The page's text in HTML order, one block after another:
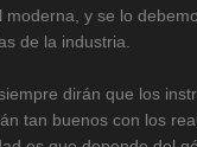
moderna, y se lo
de la industria.
dirán que los
tan buenos con los